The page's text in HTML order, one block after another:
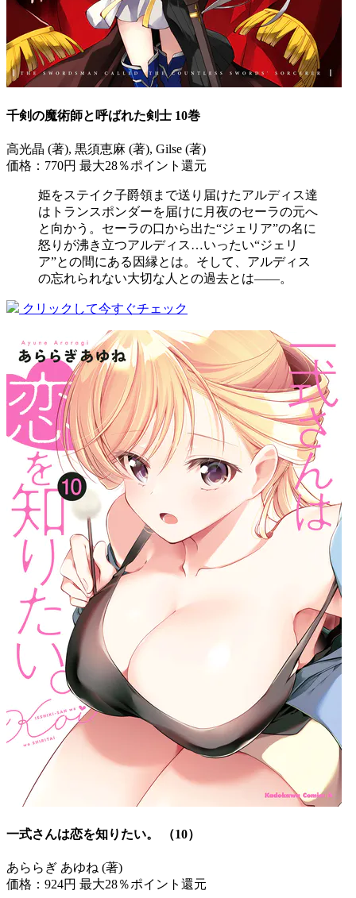
千剣の魔術師と呼ばれた剣士 10巻
高光晶 (著), 黒須恵麻 (著), Gilse (著)
価格：770円 最大28％ポイント還元
姫をステイク子爵領まで送り届けたアルディス達
はトランスポンダーを届けに月夜のセーラの元へ
と向かう。セーラの口から出た“ジェリア”の名に
怒りが沸き立つアルディス…いったい“ジェリ
ア”との間にある因縁とは。そして、アルディス
の忘れられない大切な人との過去とは――。
クリックして今すぐチェック
一式さんは恋を知りたい。 （10）
あららぎ あゆね (著)
価格：924円 最大28％ポイント還元